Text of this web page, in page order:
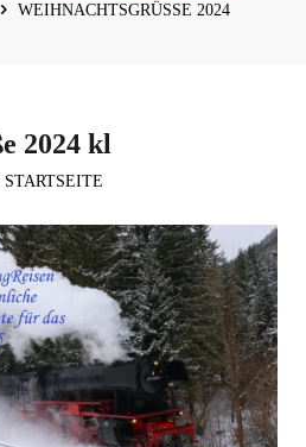
WEIHNACHTSGRÜSSE 2024 K
2024 kl
STARTSEITE